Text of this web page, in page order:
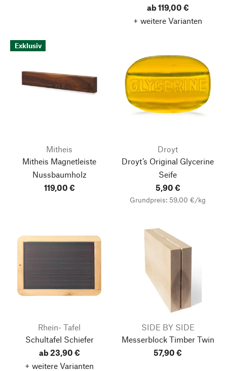
ab 119,00 €
+ weitere Varianten
Exklusiv
Mitheis
Mitheis Magnetleiste
Nussbaumholz
119,00 €
Droyt
Droyt’s Original Glycerine
Seife
5,90 €
Grundpreis: 59,00 €/kg
Rhein- Tafel
Schultafel Schiefer
ab 23,90 €
+ weitere Varianten
SIDE BY SIDE
Messerblock Timber Twin
57,90 €